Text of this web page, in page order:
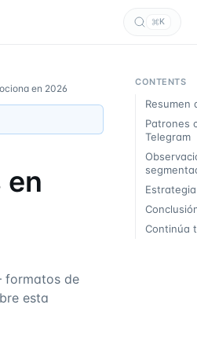
K
en 2026
en
formatos de
esta
CONTENTS
Resumen
Patrones
Telegram
Continúa